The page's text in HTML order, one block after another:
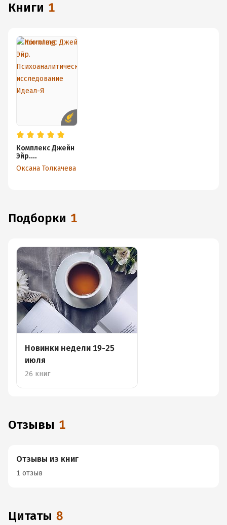
книги 1
Комплекс Джейн
Эйр.
Психоаналитичес
кое
Оксана Толкачева
Подборки 1
Новинки недели 19-25
июля
26 книг
Отзывы 1
Отзывы из книг
1 отзыв
Цитаты 8